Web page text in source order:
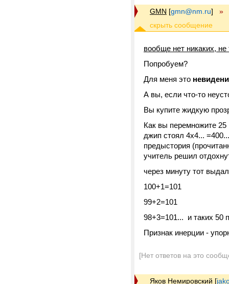
GMN [gmn@nm.ru] »
вообще нет никаких,
Попробуем?
Для меня это
А вы, если что-то
Вы купите жидкую
Как вы перемножите 25
джип стоял 4х4...
предыстория
учитель решил
через минуту тот
100+1=101
99+2=101
98+3=101... и таких 50
Признак инерции -
[Нет ответов на это
Яков Немировский [